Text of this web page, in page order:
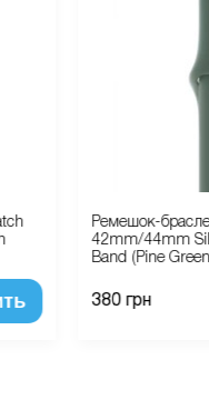
Ремешок-
42mm/44mm
Band (Pine
380 грн